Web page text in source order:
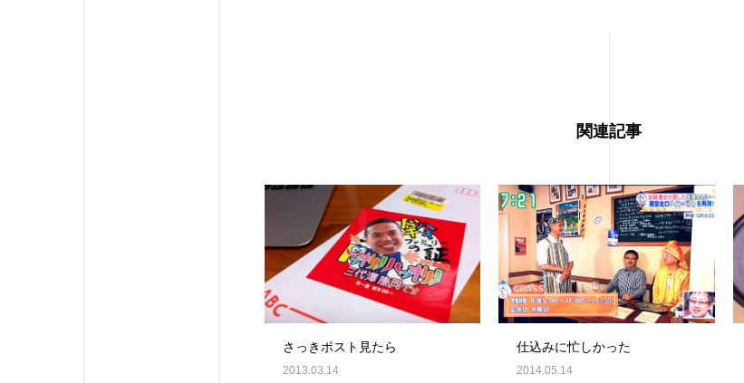
関連記事
さっきポスト見たら
2013.03.14
仕込みに忙しかった
2014.05.14